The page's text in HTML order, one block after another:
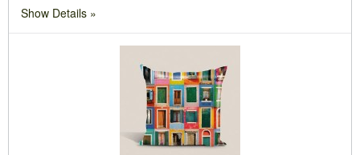
Show Details